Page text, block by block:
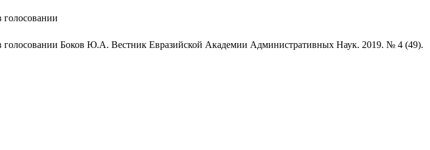
голосовании
голосовании Боков Ю.А. Вестник Евразийской Академии Административных Наук. 2019. № 4 (49).